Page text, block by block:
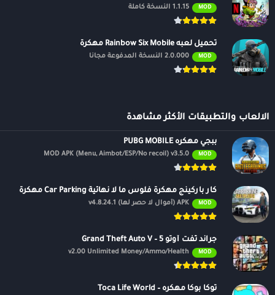
MOD 1.1.15 النسخة كاملة
تحميل لعبه Rainbow Six Mobile مهكرة
MOD 2.0.000 النسخة المدفوعة مجانًا
الالعاب والتطبيقات الأكثر مشاهدة
ببجي مهكره PUBG MOBILE
MOD
MOD APK (Menu, Aimbot/ESP/No recoil) v3.5.0
كار باركينج مهكرة فلوس ما لا نهائية Car Parking مهكرة
MOD APK (أموال لا حصر لها) v4.8.24.1
جراند ثفت أوتو 5 – Grand Theft Auto V
MOD
v2.00 Unlimited Money/Ammo/Health
توكا بوكا مهكره – Toca Life World